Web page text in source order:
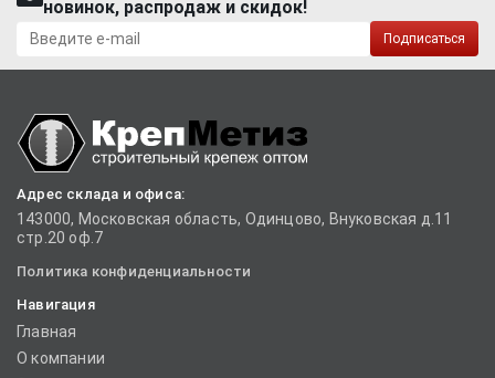
новинок, распродаж и скидок!
Подписаться
Адрес склада и офиса:
143000, Московская область, Одинцово, Внуковская д.11
стр.20 оф.7
Политика конфиденциальности
Навигация
Главная
О компании